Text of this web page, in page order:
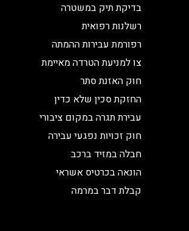
בדיקת תיק במשטרה
רשלנות רפואית
רפורמת עבירות ההמתה
צו למניעת הטרדה מאיימת
חוק האזנת סתר
החזקת סכין שלא כדין
עבירת תגרה במקום ציבורי
חוק זכויות נפגעי עבירה
חבלה במזיד ברכב
הונאה בכרטיס אשראי
קבלת דבר במרמה